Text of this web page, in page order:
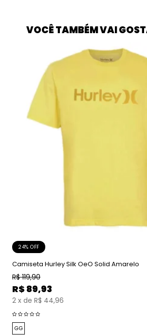
VOCÊ TAMBÉM VAI
24% OFF
Camiseta Hurley Silk OeO Solid Amarelo
R$ 119,90
R$ 89,93
2 x de R$ 44,96
GG